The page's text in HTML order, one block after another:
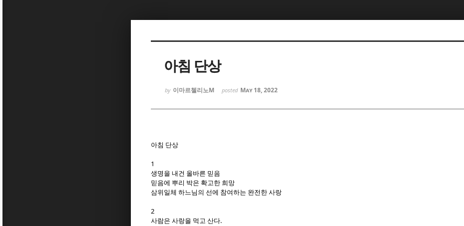
아침 단상
by 이마르첼리노M posted May 18, 2022
아침 단상
1
생명을 내건 올바른 믿음
믿음에 뿌리 박은 확고한 희망
삼위일체 하느님의 선에 참여하는 완전한 사랑
2
사람은 사랑을 먹고 산다.
Sketchbook5, 스케치북5
Sketchbook5, 스케치북5